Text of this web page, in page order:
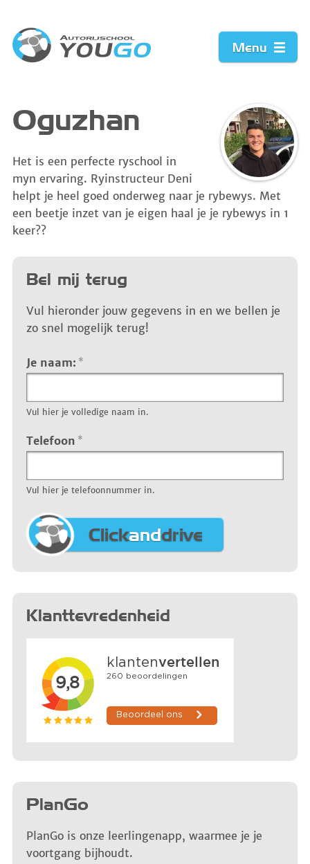
Menu
Werkwijze
Acties
Vacature
Oguzhan
Het is een perfecte ryschool in
myn ervaring. Ryinstructeur Deni
helpt je heel goed onderweg naar je rybewys. Met
een beetje inzet van je eigen haal je je rybewys in 1
keer??
Bel mij terug
Vul hieronder jouw gegevens in en we bellen je
zo snel mogelijk terug!
Je naam: *
Vul hier je volledige naam in.
Telefoon *
Vul hier je telefoonnummer in.
Clickanddrive
Klanttevredenheid
PlanGo
PlanGo is onze leerlingenapp, waarmee je je
voortgang bijhoudt.